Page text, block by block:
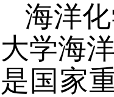
海洋
大学海
是国家